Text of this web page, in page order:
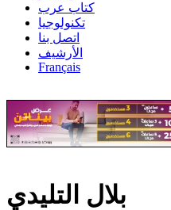
كتاب عرب
تكنولوجيا
اتصل بنا
الأرشيف
Français
بلال التليدي